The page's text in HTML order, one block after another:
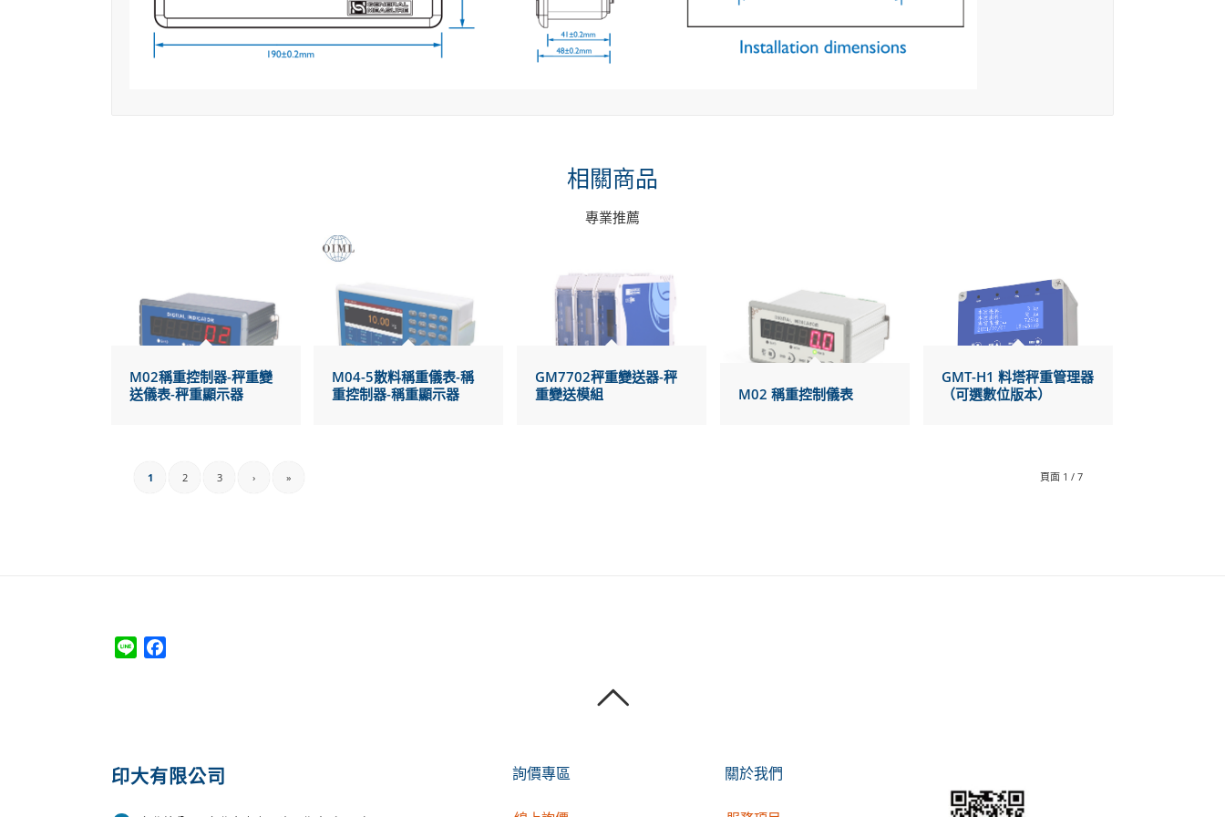
相關商品
專業推薦
M02稱重控制器-秤重變
送儀表-秤重顯示器
M04-5散料稱重儀表-稱
重控制器-稱重顯示器
GM7702秤重變送器-秤
重變送模組
M02 稱重控制儀表
GMT-H1 料塔秤重管理器
（可選數位版本）
頁面 1 / 7
1 2 3 › »
Line
印大有限公司 詢價專區 關於我們